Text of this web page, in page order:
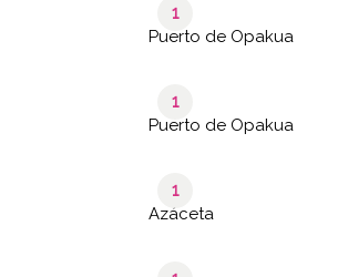
1
Puerto de Opakua
1
Puerto de Opakua
1
Azáceta